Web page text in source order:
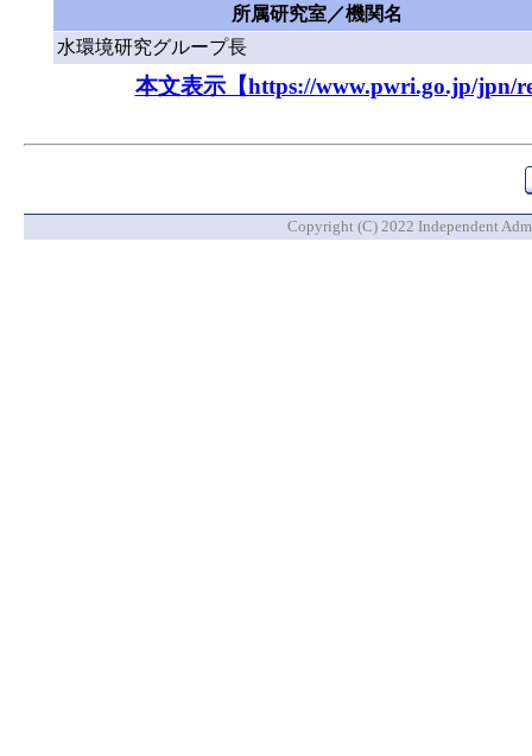
所属研究室／機関名
水環境研究グループ長
本文表示【https://www.pwri.go.jp/jpn/
Copyright (C) 2022 Independent